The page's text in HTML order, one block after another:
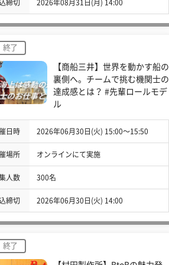
締切 2026年08月31日(月) 14:00
終了
【商船三井】世界を動かす船の
裏側へ。チームで挑む機関士の
達成感とは？ #先輩ロールモデ
ル
日時 2026年06月30日(火) 15:00〜15:50
場所 オンラインにて実施
人数 300名
締切 2026年06月30日(火) 14:00
終了